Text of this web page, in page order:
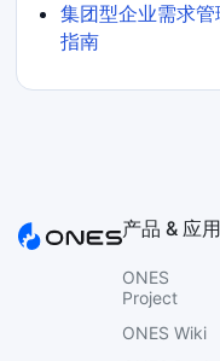
集团型企业需求
指南
产品 & 应用
ONES
Project
ONES Wiki